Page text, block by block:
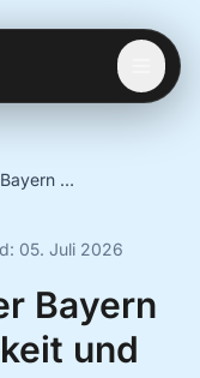
Grunderwerbsteuer Bayern 2026: Höhe, Fälligkeit und legale Spartipps
05. Juli 2026
Bayern
und